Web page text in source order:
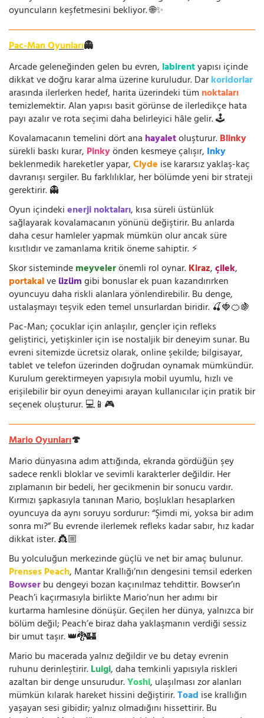
oyuncuların keşfetmesini bekliyor. 🌐✨
Pac-Man Oyunları👻
Arcade geleneğinden gelen bu evren, labirentyapısı içinde
dikkat ve doğru karar alma üzerine kuruludur. Darkoridorlar
arasında ilerlerken hedef, harita üzerindeki tüm noktaları
temizlemektir. Alan yapısı basit görünse de ilerledikçe hata
payı azalır ve rota seçimi daha belirleyici hâle gelir. 🕹️
Kovalamacanın temelini dört ana hayaletoluşturur.Blinky
sürekli baskı kurar, Pinkyönden kesmeye çalışır, Inky
beklenmedik hareketler yapar,Clyde ise kararsız yaklaş-kaç
davranışı sergiler. Bu farklılıklar, her bölümde yeni bir strateji
gerektirir. 👻
Oyun içindekienerji noktaları, kısa süreli üstünlük
sağlayarak kovalamacanın yönünü değiştirir. Bu anlarda
daha cesur hamleler yapmak mümkün olur ancak süre
kısıtlıdır ve zamanlama kritik öneme sahiptir. ⚡
Skor sistemindemeyvelerönemli rol oynar.Kiraz,çilek,
portakalveüzümgibi bonuslar ek puan kazandırırken
oyuncuyu daha riskli alanlara yönlendirebilir. Bu denge,
ustalaşmayı teşvik eden temel unsurlardan biridir. 🍒🍓🍊🍇
Pac-Man; çocuklar için anlaşılır, gençler için refleks
geliştirici, yetişkinler için ise nostaljik bir deneyim sunar. Bu
evreni sitemizde ücretsiz olarak, online şekilde; bilgisayar,
tablet ve telefon üzerinden doğrudan oynamak mümkündür.
Kurulum gerektirmeyen yapısıyla mobil uyumlu, hızlı ve
erişilebilir bir oyun deneyimi arayan kullanıcılar için pratik bir
seçenek oluşturur. 💻📱🎮
Mario Oyunları🍄
Mario dünyasına adım attığında, ekranda gördüğün şey
sadece renkli bloklar ve sevimli karakterler değildir. Her
zıplamanın bir bedeli, her gecikmenin bir sonucu vardır.
Kırmızı şapkasıyla tanınan Mario, boşlukları hesaplarken
oyuncuya da aynı soruyu sordurur: “Şimdi mi, yoksa bir adım
sonra mı?” Bu evrende ilerlemek refleks kadar sabır, hız kadar
dikkat ister. 👸🏼
Bu yolculuğun merkezinde güçlü ve net bir amaç bulunur.
Prenses Peach, Mantar Krallığı’nın dengesini temsil ederken
Bowserbu dengeyi bozan kaçınılmaz tehdittir. Bowser’ın
Peach’i kaçırmasıyla birlikte Mario’nun her adımı bir
kurtarma hamlesine dönüşür. Geçilen her dünya, yalnızca bir
bölüm değil; Peach’e biraz daha yaklaşmanın verdiği sessiz
bir umut taşır. 👑🐉🏰
Mario bu macerada yalnız değildir ve bu detay evrenin
ruhunu derinleştirir.Luigi, daha temkinli yapısıyla riskleri
azaltan bir denge unsurudur.Yoshi, ulaşılması zor alanları
mümkün kılarak hareket hissini değiştirir.Toad ise krallığın
yaşayan sesi gibidir; yalnız olmadığını hissettirir. Bu